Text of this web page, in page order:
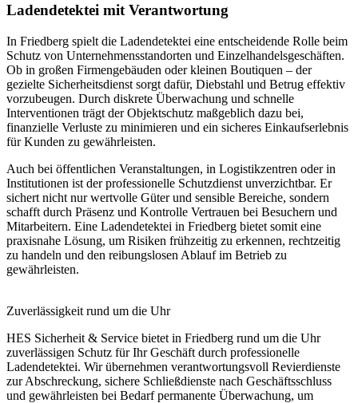
Ladendetektei mit Verantwortung
In Friedberg spielt die Ladendetektei eine entscheidende Rolle beim
Schutz von Unternehmensstandorten und Einzelhandelsgeschäften.
Ob in großen Firmengebäuden oder kleinen Boutiquen – der
gezielte Sicherheitsdienst sorgt dafür, Diebstahl und Betrug effektiv
vorzubeugen. Durch diskrete Überwachung und schnelle
Interventionen trägt der Objektschutz maßgeblich dazu bei,
finanzielle Verluste zu minimieren und ein sicheres Einkaufserlebnis
für Kunden zu gewährleisten.
Auch bei öffentlichen Veranstaltungen, in Logistikzentren oder in
Institutionen ist der professionelle Schutzdienst unverzichtbar. Er
sichert nicht nur wertvolle Güter und sensible Bereiche, sondern
schafft durch Präsenz und Kontrolle Vertrauen bei Besuchern und
Mitarbeitern. Eine Ladendetektei in Friedberg bietet somit eine
praxisnahe Lösung, um Risiken frühzeitig zu erkennen, rechtzeitig
zu handeln und den reibungslosen Ablauf im Betrieb zu
gewährleisten.
Zuverlässigkeit rund um die Uhr
HES Sicherheit & Service bietet in Friedberg rund um die Uhr
zuverlässigen Schutz für Ihr Geschäft durch professionelle
Ladendetektei. Wir übernehmen verantwortungsvoll Revierdienste
zur Abschreckung, sichere Schließdienste nach Geschäftsschluss
und gewährleisten bei Bedarf permanente Überwachung, um